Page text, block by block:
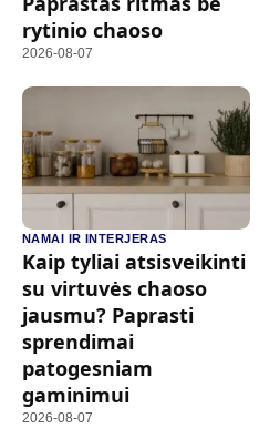
rytinio chaoso
2026-08-07
NAMAI IR INTERJERAS
Kaip tyliai atsisveikinti
su virtuvės chaoso
jausmu? Paprasti
sprendimai
patogesniam
gaminimui
2026-08-07